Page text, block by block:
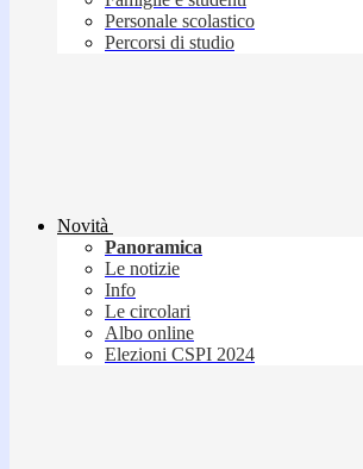
Personale scolastico
Percorsi di studio
Novità
Panoramica
Le notizie
Info
Le circolari
Albo online
Elezioni CSPI 2024